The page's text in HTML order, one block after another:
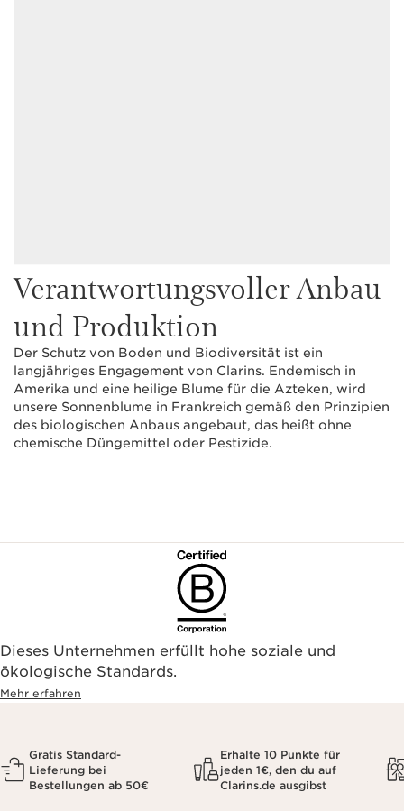
Verantwortungsvoller Anbau
und Produktion
Der Schutz von Boden und Biodiversität ist ein
langjähriges Engagement von Clarins. Endemisch in
Amerika und eine heilige Blume für die Azteken, wird
unsere Sonnenblume in Frankreich gemäß den Prinzipien
des biologischen Anbaus angebaut, das heißt ohne
chemische Düngemittel oder Pestizide.
Dieses Unternehmen erfüllt hohe soziale und
ökologische Standards.
Mehr erfahren
Gratis Standard-
Lieferung bei
Bestellungen ab 50€
Erhalte 10 Punkte für
jeden 1€, den du auf
Clarins.de ausgibst